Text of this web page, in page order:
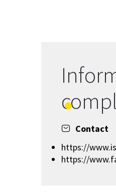
Contact
https://
https://